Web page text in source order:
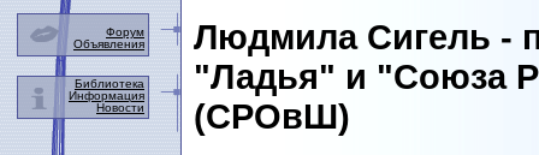
Людмила Сигель -
"Ладья" и "Союза
(СРОвШ)
Форум
Объявления
Библиотека
Информация
Новости